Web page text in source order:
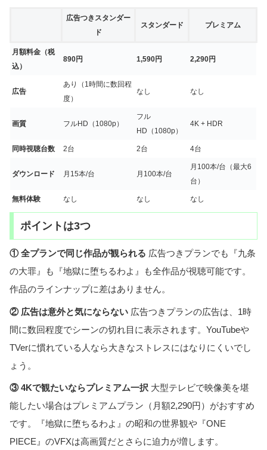
広告つきスタンダー
ド
スタンダード プレミアム
月額料金（税
込）
890円 1,590円 2,290円
広告
あり（1時間に数回程
度）
なし なし
画質 フルHD（1080p）
フル
HD（1080p）
4K + HDR
同時視聴台数 2台 2台 4台
ダウンロード 月15本/台 月100本/台
月100本/台（最大6
台）
無料体験 なし なし なし
ポイントは3つ
① 全プランで同じ作品が観られる 広告つきプランでも『九条
の大罪』も『地獄に堕ちるわよ』も全作品が視聴可能です。
作品のラインナップに差はありません。
② 広告は意外と気にならない 広告つきプランの広告は、1時
間に数回程度でシーンの切れ目に表示されます。YouTubeや
TVerに慣れている人なら大きなストレスにはなりにくいでし
ょう。
③ 4Kで観たいならプレミアム一択 大型テレビで映像美を堪
能したい場合はプレミアムプラン（月額2,290円）がおすすめ
です。『地獄に堕ちるわよ』の昭和の世界観や『ONE
PIECE』のVFXは高画質だとさらに迫力が増します。